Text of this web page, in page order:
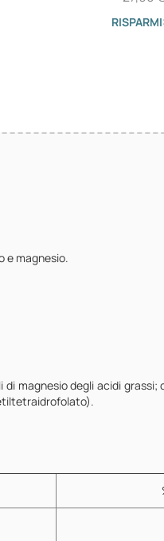
e magnesio.
magnesio degli acidi grassi;